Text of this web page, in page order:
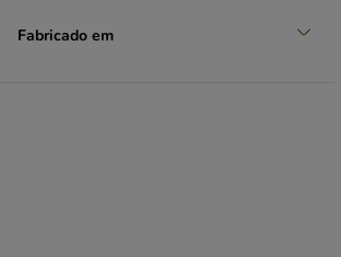
Fabricado em